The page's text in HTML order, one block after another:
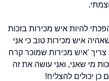
להיות איש מכירות בזכות
איש מכירות טוב כי אני
צריך 'איש מכירות שמוכר קרח
מי שאני, ואני עושה את זה
יכולים להצליח!